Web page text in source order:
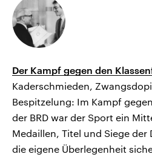
Der Kampf gegen den
Kaderschmieden,
Bespitzelung: Im Kampf
der BRD war der Sport ein
Medaillen, Titel und Siege der
die eigene Überlegenheit